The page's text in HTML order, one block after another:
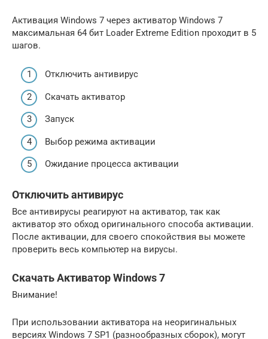
Активация Windows 7 через активатор Windows 7
максимальная 64 бит Loader Extreme Edition проходит в 5
шагов.
Отключить антивирус
Скачать активатор
Запуск
Выбор режима активации
Ожидание процесса активации
Отключить антивирус
Все антивирусы реагируют на активатор, так как
активатор это обход оригинального способа активации.
После активации, для своего спокойствия вы можете
проверить весь компьютер на вирусы.
Скачать Активатор Windows 7
Внимание!
При использовании активатора на неоригинальных
версиях Windows 7 SP1 (разнообразных сборок), могут